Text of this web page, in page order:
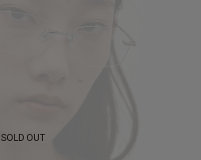
SOLD OUT